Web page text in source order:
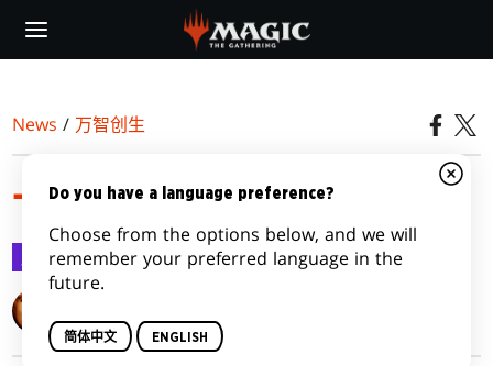
main
News / 万智创生
一窥死亡之门，第二部
万智创生 2020-01-07
Do you have a language preference?
Choose from the options below, and we will
remember your preferred language in the
future.
简体中文 ENGLISH